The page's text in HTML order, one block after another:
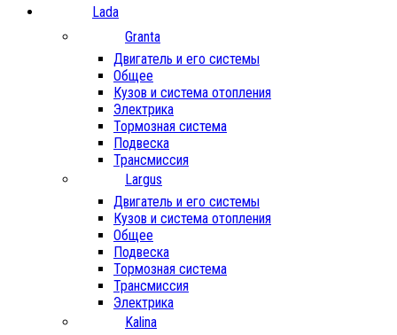
Lada
Granta
Двигатель и его системы
Общее
Кузов и система отопления
Электрика
Тормозная система
Подвеска
Трансмиссия
Largus
Двигатель и его системы
Кузов и система отопления
Общее
Подвеска
Тормозная система
Трансмиссия
Электрика
Kalina